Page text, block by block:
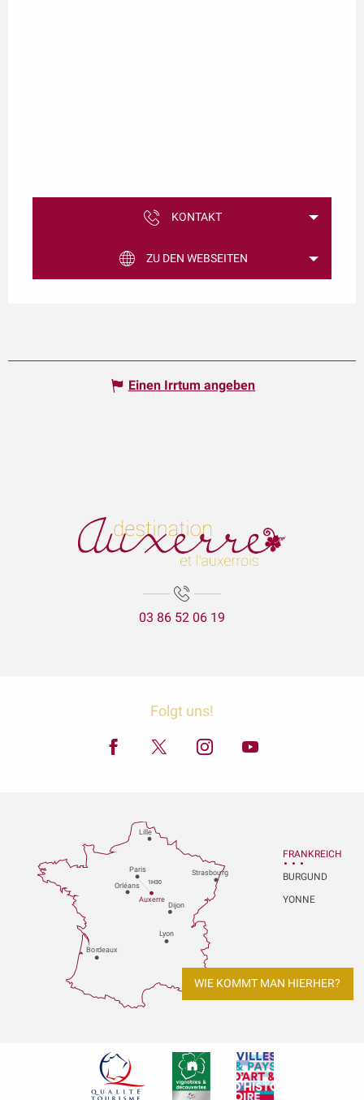
KONTAKT
ZU DEN WEBSEITEN
Einen Irrtum angeben
03 86 52 06 19
Folgt uns!
Paris
Dijon
Orléans
Bordeaux
Lyon
Auxerre
Strasbourg
Lille
1H30
FRANKREICH
BURGUND
YONNE
WIE KOMMT MAN HIERHER?